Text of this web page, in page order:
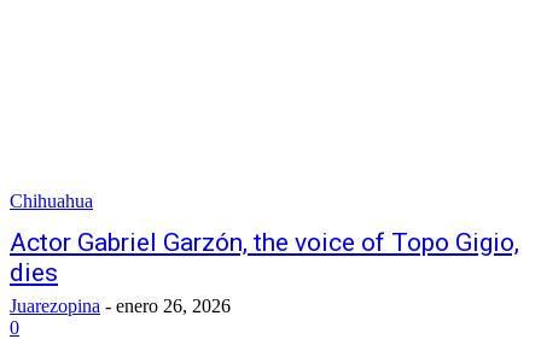
Chihuahua
Actor Gabriel Garzón, the voice of Topo Gigio,
dies
Juarezopina - enero 26, 2026
0